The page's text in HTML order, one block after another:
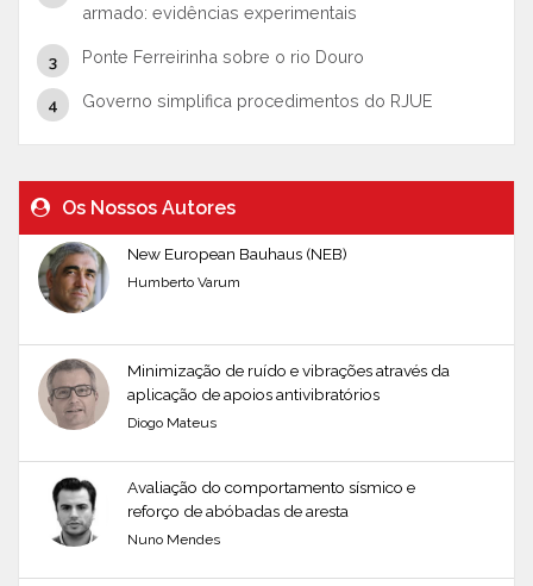
armado: evidências experimentais
Ponte Ferreirinha sobre o rio Douro
Governo simplifica procedimentos do RJUE
Os Nossos Autores
New European Bauhaus (NEB)
Humberto Varum
Minimização de ruído e vibrações através da
aplicação de apoios antivibratórios
Diogo Mateus
Avaliação do comportamento sísmico e
reforço de abóbadas de aresta
Nuno Mendes